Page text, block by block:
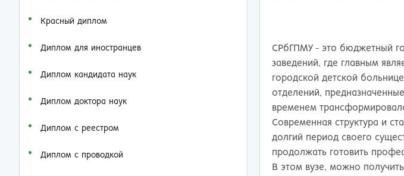
Красный диплом
Диплом для иностранцев
Диплом кандидата наук
Диплом доктора наук
Диплом с реестром
Диплом с проводкой
СРбГПМУ - это бюджетный
заведений, где главным
городской детской
отделений,
временем
Современная структура и
долгий период своего
продолжать готовить
В этом вузе, можно